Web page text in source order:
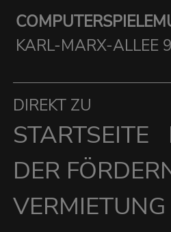
KARL-MARX-ALLEE
DIREKT ZU
STARTSEITE
DER
VERMIETUNG